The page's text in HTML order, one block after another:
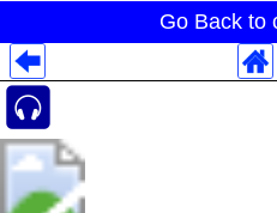
Go Back to
Despliegues Analytics
Despliegues Totales
Despliegues por Rubros